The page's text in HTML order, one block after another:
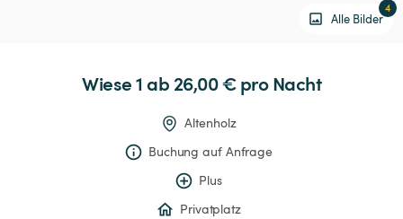
Alle Bilder
4
Wiese1 ab 26,00 € pro Nacht
Altenholz
Buchung auf Anfrage
Plus
Privatplatz